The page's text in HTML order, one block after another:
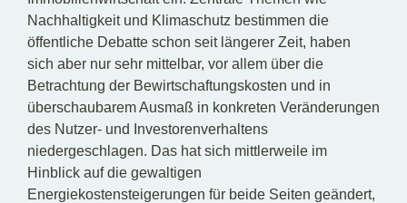
Nachhaltigkeit und Klimaschutz bestimmen die
öffentliche Debatte schon seit längerer Zeit, haben
sich aber nur sehr mittelbar, vor allem über die
Betrachtung der Bewirtschaftungskosten und in
überschaubarem Ausmaß in konkreten Veränderungen
des Nutzer- und Investorenverhaltens
niedergeschlagen. Das hat sich mittlerweile im
Hinblick auf die gewaltigen
Energiekostensteigerungen für beide Seiten geändert,